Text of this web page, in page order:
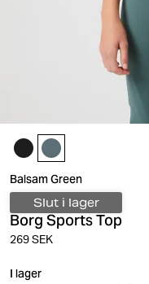
Balsam Green
Slut i lager
Borg Sports Top
269 SEK
I lager